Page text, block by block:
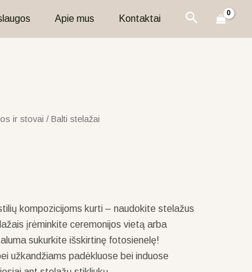
Apie mus Kontaktai Paieška
ir stovai / Balti stelažai
kompozicijoms kurti – naudokite stelažus
įrėminkite ceremonijos vietą arba
sukurkite išskirtinę fotosienelę!
užkandžiams padėkluose bei induose